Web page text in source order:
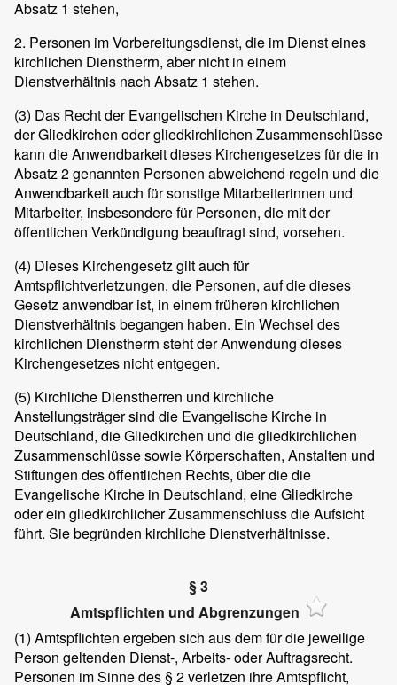
Absatz 1 stehen,
2. Personen im Vorbereitungsdienst, die im Dienst eines
kirchlichen Dienstherrn, aber nicht in einem
Dienstverhältnis nach Absatz 1 stehen.
(3) Das Recht der Evangelischen Kirche in Deutschland,
der Gliedkirchen oder gliedkirchlichen Zusammenschlüsse
kann die Anwendbarkeit dieses Kirchengesetzes für die in
Absatz 2 genannten Personen abweichend regeln und die
Anwendbarkeit auch für sonstige Mitarbeiterinnen und
Mitarbeiter, insbesondere für Personen, die mit der
öffentlichen Verkündigung beauftragt sind, vorsehen.
(4) Dieses Kirchengesetz gilt auch für
Amtspflichtverletzungen, die Personen, auf die dieses
Gesetz anwendbar ist, in einem früheren kirchlichen
Dienstverhältnis begangen haben. Ein Wechsel des
kirchlichen Dienstherrn steht der Anwendung dieses
Kirchengesetzes nicht entgegen.
(5) Kirchliche Dienstherren und kirchliche
Anstellungsträger sind die Evangelische Kirche in
Deutschland, die Gliedkirchen und die gliedkirchlichen
Zusammenschlüsse sowie Körperschaften, Anstalten und
Stiftungen des öffentlichen Rechts, über die die
Evangelische Kirche in Deutschland, eine Gliedkirche
oder ein gliedkirchlicher Zusammenschluss die Aufsicht
führt. Sie begründen kirchliche Dienstverhältnisse.
§ 3
Amtspflichten und Abgrenzungen
(1) Amtspflichten ergeben sich aus dem für die jeweilige
Person geltenden Dienst-, Arbeits- oder Auftragsrecht.
Personen im Sinne des § 2 verletzen ihre Amtspflicht,